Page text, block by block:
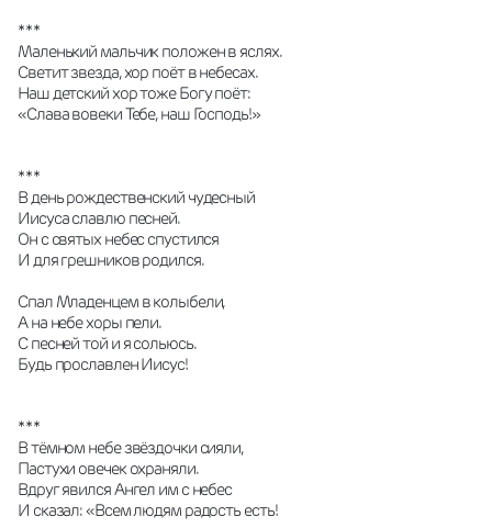
* * *
Маленький мальчик положен в яслях.
Светит звезда, хор поёт в небесах.
Наш детский хор тоже Богу поёт:
«Слава вовеки Тебе, наш Господь!»
* * *
В день рождественский чудесный
Иисуса славлю песней.
Он с святых небес спустился
И для грешников родился.
Спал Младенцем в колыбели,
А на небе хоры пели.
С песней той и я сольюсь.
Будь прославлен Иисус!
* * *
В тёмном небе звёздочки сияли,
Пастухи овечек охраняли.
Вдруг явился Ангел им с небес
И сказал: «Всем людям радость есть!